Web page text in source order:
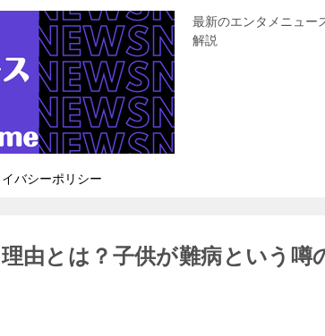
最新のエンタメニュー
解説
バシーポリシー
由とは？子供が難病という噂